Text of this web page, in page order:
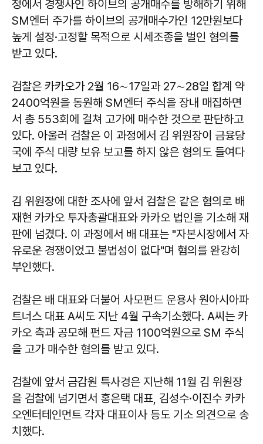
정에서 경쟁사인 하이브의 공개매수를 방해하기 위해
SM엔터 주가를 하이브의 공개매수가인 12만원보다
높게 설정·고정할 목적으로 시세조종을 벌인 혐의를
받고 있다.
검찰은 카카오가 2월 16∼17일과 27∼28일 합계 약
2400억원을 동원해 SM엔터 주식을 장내 매집하면
서 총 553회에 걸쳐 고가에 매수한 것으로 판단하고
있다. 아울러 검찰은 이 과정에서 김 위원장이 금융당
국에 주식 대량 보유 보고를 하지 않은 혐의도 들여다
보고 있다.
김 위원장에 대한 조사에 앞서 검찰은 같은 혐의로 배
재현 카카오 투자총괄대표와 카카오 법인을 기소해 재
판에 넘겼다. 이 과정에서 배 대표는 "자본시장에서 자
유로운 경쟁이었고 불법성이 없다"며 혐의를 완강히
부인했다.
검찰은 배 대표와 더불어 사모펀드 운용사 원아시아파
트너스 대표 A씨도 지난 4월 구속기소했다. A씨는 카
카오 측과 공모해 펀드 자금 1100억원으로 SM 주식
을 고가 매수한 혐의를 받고 있다.
검찰에 앞서 금감원 특사경은 지난해 11월 김 위원장
을 검찰에 넘기면서 홍은택 대표, 김성수·이진수 카카
오엔터테인먼트 각자 대표이사 등도 기소 의견으로 송
치했다.